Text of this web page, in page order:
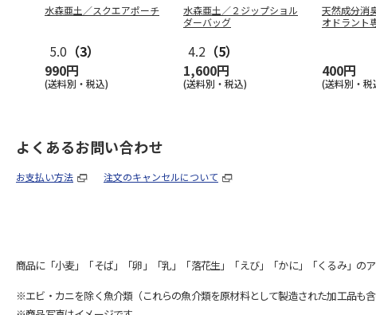
水森亜土／スクエアポーチ
5.0 （3）
990円
(送料別・税込)
水森亜土／２ジップショル
ダーバッグ
4.2 （5）
1,600円
(送料別・税込)
天然成分消
オドラント
400円
(送料別・税
よくあるお問い合わせ
お支払い方法 注文のキャンセルについて
商品に「小麦」「そば」「卵」「乳」「落花生」「えび」「かに」「くるみ」の
※エビ・カニを除く魚介類（これらの魚介類を原材料として製造された加工品も